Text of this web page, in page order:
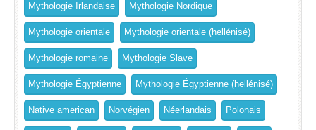
Mythologie Irlandaise Mythologie Nordique
Mythologie orientale Mythologie orientale (hellénisé)
Mythologie romaine Mythologie Slave
Mythologie Égyptienne Mythologie Égyptienne (hellénisé)
Native american Norvégien Néerlandais Polonais